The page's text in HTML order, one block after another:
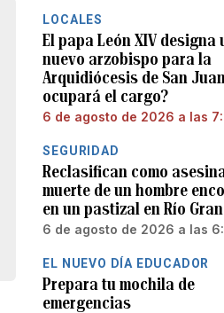
LOCALES
El papa León XIV designa
nuevo arzobispo para la
Arquidiócesis de San
ocupará el cargo?
6 de agosto de 2026 a las
SEGURIDAD
Reclasifican como
muerte de un hombre
en un pastizal en Río
6 de agosto de 2026 a las
EL NUEVO DÍA EDUCADOR
Prepara tu mochila de
emergencias